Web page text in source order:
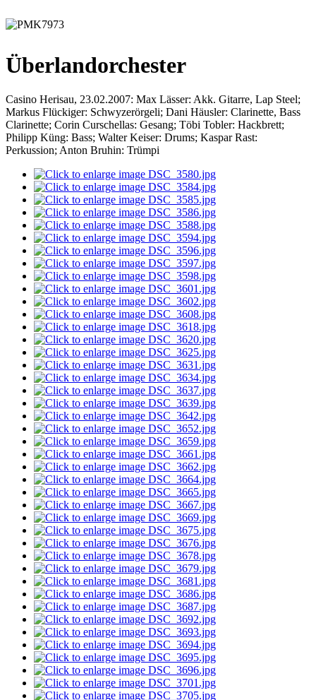
Überlandorchester
Casino Herisau, 23.02.2007: Max Lässer: Akk. Gitarre, Lap Steel;
Markus Flückiger: Schwyzerörgeli; Dani Häusler: Clarinette, Bass
Clarinette; Corin Curschellas: Gesang; Töbi Tobler: Hackbrett;
Philipp Küng: Bass; Walter Keiser: Drums; Kaspar Rast:
Perkussion; Anton Bruhin: Trümpi